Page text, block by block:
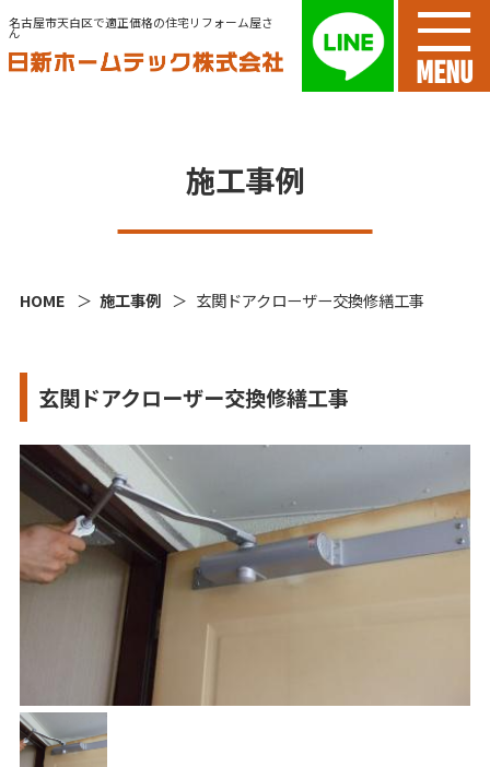
名古屋市天白区で適正価格の住宅リフォーム屋さ
ん
MENU
施工事例
HOME 施工事例 玄関ドアクローザー交換修繕工事
玄関ドアクローザー交換修繕工事